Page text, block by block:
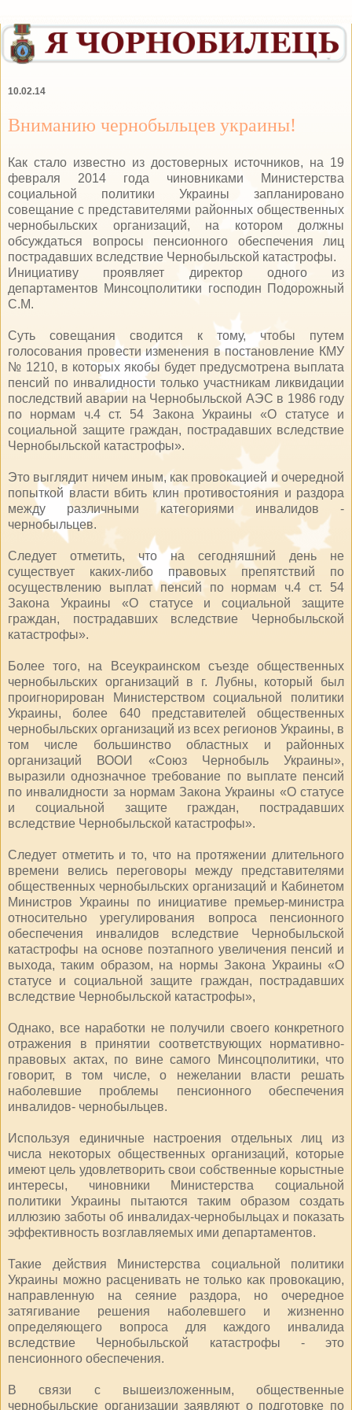
10.02.14
Вниманию чернобыльцев украины!
Как стало известно из достоверных источников, на 19
февраля 2014 года чиновниками Министерства
социальной политики Украины запланировано
совещание с представителями районных общественных
чернобыльских организаций, на котором должны
обсуждаться вопросы пенсионного обеспечения лиц
пострадавших вследствие Чернобыльской катастрофы.
Инициативу проявляет директор одного из
департаментов Минсоцполитики господин Подорожный
С.М.
Суть совещания сводится к тому, чтобы путем
голосования провести изменения в постановление КМУ
№ 1210, в которых якобы будет предусмотрена выплата
пенсий по инвалидности только участникам ликвидации
последствий аварии на Чернобыльской АЭС в 1986 году
по нормам ч.4 ст. 54 Закона Украины «О статусе и
социальной защите граждан, пострадавших вследствие
Чернобыльской катастрофы».
Это выглядит ничем иным, как провокацией и очередной
попыткой власти вбить клин противостояния и раздора
между различными категориями инвалидов -
чернобыльцев.
Следует отметить, что на сегодняшний день не
существует каких-либо правовых препятствий по
осуществлению выплат пенсий по нормам ч.4 ст. 54
Закона Украины «О статусе и социальной защите
граждан, пострадавших вследствие Чернобыльской
катастрофы».
Более того, на Всеукраинском съезде общественных
чернобыльских организаций в г. Лубны, который был
проигнорирован Министерством социальной политики
Украины, более 640 представителей общественных
чернобыльских организаций из всех регионов Украины, в
том числе большинство областных и районных
организаций ВООИ «Союз Чернобыль Украины»,
выразили однозначное требование по выплате пенсий
по инвалидности за нормам Закона Украины «О статусе
и социальной защите граждан, пострадавших
вследствие Чернобыльской катастрофы».
Следует отметить и то, что на протяжении длительного
времени велись переговоры между представителями
общественных чернобыльских организаций и Кабинетом
Министров Украины по инициативе премьер-министра
относительно урегулирования вопроса пенсионного
обеспечения инвалидов вследствие Чернобыльской
катастрофы на основе поэтапного увеличения пенсий и
выхода, таким образом, на нормы Закона Украины «О
статусе и социальной защите граждан, пострадавших
вследствие Чернобыльской катастрофы»,
Однако, все наработки не получили своего конкретного
отражения в принятии соответствующих нормативно-
правовых актах, по вине самого Минсоцполитики, что
говорит, в том числе, о нежелании власти решать
наболевшие проблемы пенсионного обеспечения
инвалидов- чернобыльцев.
Используя единичные настроения отдельных лиц из
числа некоторых общественных организаций, которые
имеют цель удовлетворить свои собственные корыстные
интересы, чиновники Министерства социальной
политики Украины пытаются таким образом создать
иллюзию заботы об инвалидах-чернобыльцах и показать
эффективность возглавляемых ими департаментов.
Такие действия Министерства социальной политики
Украины можно расценивать не только как провокацию,
направленную на сеяние раздора, но очередное
затягивание решения наболевшего и жизненно
определяющего вопроса для каждого инвалида
вследствие Чернобыльской катастрофы - это
пенсионного обеспечения.
В связи с вышеизложенным, общественные
чернобыльские организации заявляют о подготовке по